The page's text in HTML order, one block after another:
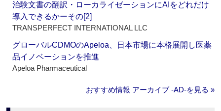
治験文書の翻訳・ローカライゼーションにAIをどれだけ
導入できるかーその[2]
TRANSPERFECT INTERNATIONAL LLC
グローバルCDMOのApeloa、日本市場に本格展開し医薬
品イノベーションを推進
Apeloa Pharmaceutical
おすすめ情報 アーカイブ ‐AD‐を見る »